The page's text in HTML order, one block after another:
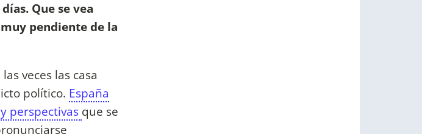
Que se vea
pendiente de la
veces las casa
político. España
perspectivas que se